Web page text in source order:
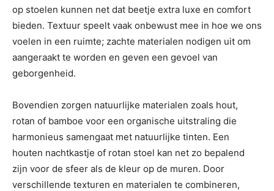
op stoelen kunnen net dat beetje extra luxe en comfort
bieden. Textuur speelt vaak onbewust mee in hoe we ons
voelen in een ruimte; zachte materialen nodigen uit om
aangeraakt te worden en geven een gevoel van
geborgenheid.
Bovendien zorgen natuurlijke materialen zoals hout,
rotan of bamboe voor een organische uitstraling die
harmonieus samengaat met natuurlijke tinten. Een
houten nachtkastje of rotan stoel kan net zo bepalend
zijn voor de sfeer als de kleur op de muren. Door
verschillende texturen en materialen te combineren,